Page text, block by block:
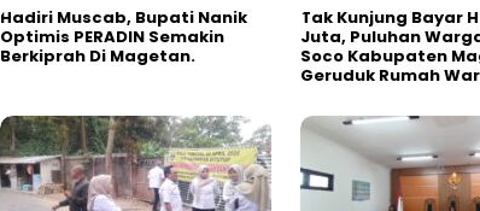
Hadiri Muscab, Bupati Nanik
Optimis PERADIN Semakin
Berkiprah Di Magetan.
Tak Kunjung Bayar
Juta, Puluhan
Soco Kabupaten
Geruduk Rumah